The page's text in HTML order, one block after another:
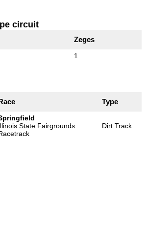
circuit
Zeges
1
Type
State Fairgrounds
Dirt Track